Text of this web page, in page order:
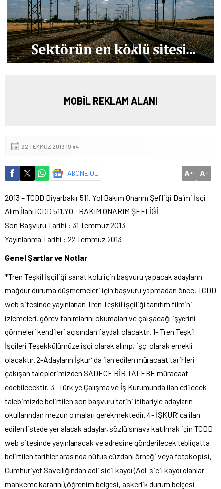
MOBİL REKLAM ALANI
22 TEMMUZ 2013 19:44
ABONE OL A+ A-
2013 – TCDD Diyarbakır 511. Yol Bakım Onarım Şefliği Daimi İşçi
Alım İlanıTCDD 511.YOL BAKIM ONARIM ŞEFLİĞİ
Son Başvuru Tarihi : 31 Temmuz 2013
Yayınlanma Tarihi : 22 Temmuz 2013
Genel Şartlar ve Notlar
*Tren Teşkil İşçiliği sanat kolu için başvuru yapacak adayların
mağdur duruma düşmemeleri için başvuru yapmadan önce, TCDD
web sitesinde yayınlanan Tren Teşkil işçiliği tanıtım filmini
izlemeleri, görev tanımlarını okumaları ve çalışacağı işyerini
görmeleri kendileri açısından faydalı olacaktır. 1- Tren Teşkil
İşçileri Teşekkülümüze işçi olarak alınıp, işçi olarak emekli
olacaktır. 2-Adayların İşkur’ da ilan edilen müracaat tarihleri
çakışan taleplerimizden SADECE BİR TALEBE müracaat
edebilecektir. 3- Türkiye Çalışma ve İş Kurumunda ilan edilecek
talebimizde belirtilen son başvuru tarihi itibariyle adayların
okullarından mezun olmaları gerekmektedir. 4- İŞKUR’ ca ilan
edilen listede yer alacak adaylar, sözlü sınava katılmak için TCDD
web sitesinde yayınlanacak ve adresine gönderilecek tebligatta
belirtilen tarihler arasında nüfus cüzdanı örneği veya fotokopisi,
Cumhuriyet Savcılığından adli sicil kaydı (Adli sicil kaydı olanlar
mahkeme kararını),öğrenim belgesi, askerlik durum belgesi